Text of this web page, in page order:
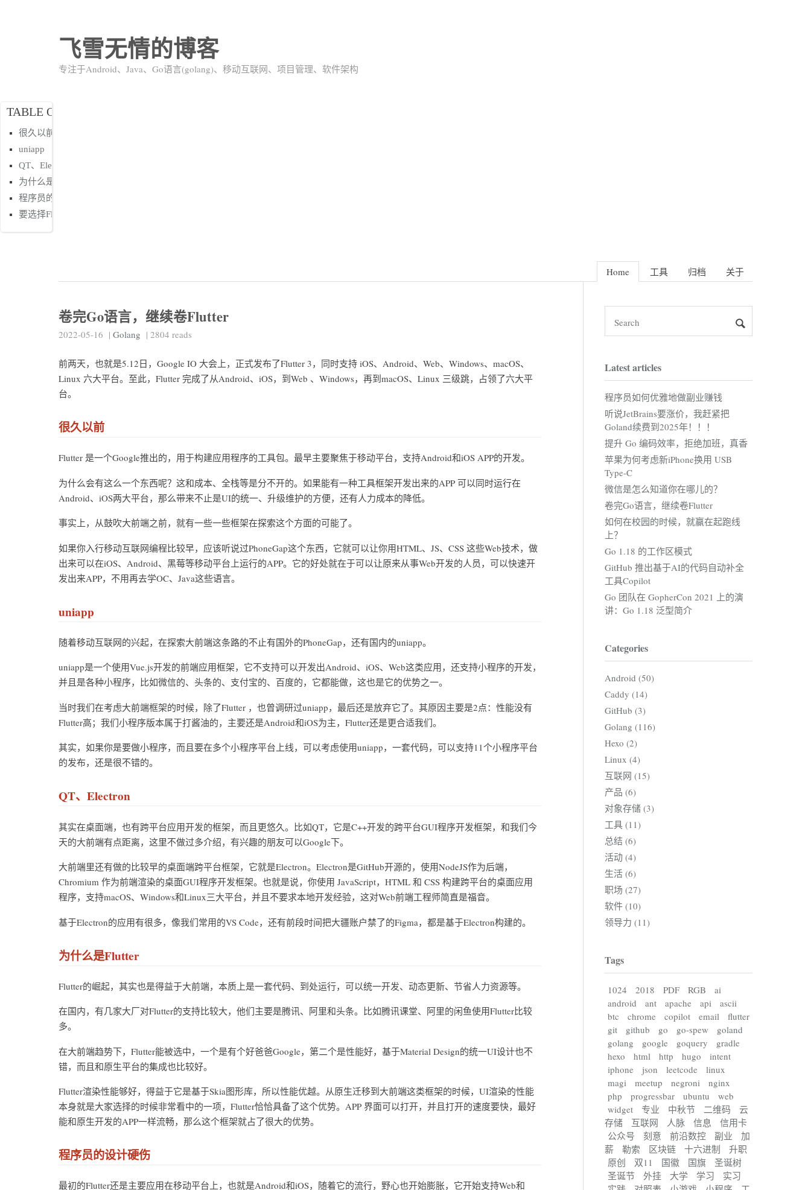
飞雪无情的博客
专注于Android、Java、Go语言(golang)、移动互联网、项目管理、软件架构
Home 工具 归档 关于
TABLE OF CONTENTS
很久以前
uniapp
QT、Electron
为什么是Flutter
程序员的设计硬伤
要选择Flutter吗
卷完Go语言，继续卷Flutter
2022-05-16 | Golang | 2804 reads
前两天，也就是5.12日，Google IO 大会上，正式发布了Flutter 3，同时支持 iOS、Android、Web、Windows、macOS、
Linux 六大平台。至此，Flutter 完成了从Android、iOS，到Web 、Windows，再到macOS、Linux 三级跳，占领了六大平
台。
很久以前
Flutter 是一个Google推出的，用于构建应用程序的工具包。最早主要聚焦于移动平台，支持Android和iOS APP的开发。
为什么会有这么一个东西呢？这和成本、全栈等是分不开的。如果能有一种工具框架开发出来的APP 可以同时运行在
Android、iOS两大平台，那么带来不止是UI的统一、升级维护的方便，还有人力成本的降低。
事实上，从鼓吹大前端之前，就有一些一些框架在探索这个方面的可能了。
如果你入行移动互联网编程比较早，应该听说过PhoneGap这个东西，它就可以让你用HTML、JS、CSS 这些Web技术，做
出来可以在iOS、Android、黑莓等移动平台上运行的APP。它的好处就在于可以让原来从事Web开发的人员，可以快速开
发出来APP，不用再去学OC、Java这些语言。
uniapp
随着移动互联网的兴起，在探索大前端这条路的不止有国外的PhoneGap，还有国内的uniapp。
uniapp是一个使用Vue.js开发的前端应用框架，它不支持可以开发出Android、iOS、Web这类应用，还支持小程序的开发，
并且是各种小程序，比如微信的、头条的、支付宝的、百度的，它都能做，这也是它的优势之一。
当时我们在考虑大前端框架的时候，除了Flutter ，也曾调研过uniapp，最后还是放弃它了。其原因主要是2点：性能没有
Flutter高；我们小程序版本属于打酱油的，主要还是Android和iOS为主，Flutter还是更合适我们。
其实，如果你是要做小程序，而且要在多个小程序平台上线，可以考虑使用uniapp，一套代码，可以支持11个小程序平台
的发布，还是很不错的。
QT、Electron
其实在桌面端，也有跨平台应用开发的框架，而且更悠久。比如QT，它是C++开发的跨平台GUI程序开发框架，和我们今
天的大前端有点距离，这里不做过多介绍，有兴趣的朋友可以Google下。
大前端里还有做的比较早的桌面端跨平台框架，它就是Electron。Electron是GitHub开源的，使用NodeJS作为后端，
Chromium 作为前端渲染的桌面GUI程序开发框架。也就是说，你使用 JavaScript，HTML 和 CSS 构建跨平台的桌面应用
程序，支持macOS、Windows和Linux三大平台，并且不要求本地开发经验，这对Web前端工程师简直是福音。
基于Electron的应用有很多，像我们常用的VS Code，还有前段时间把大疆账户禁了的Figma，都是基于Electron构建的。
为什么是Flutter
Flutter的崛起，其实也是得益于大前端，本质上是一套代码、到处运行，可以统一开发、动态更新、节省人力资源等。
在国内，有几家大厂对Flutter的支持比较大，他们主要是腾讯、阿里和头条。比如腾讯课堂、阿里的闲鱼使用Flutter比较
多。
在大前端趋势下，Flutter能被选中，一个是有个好爸爸Google，第二个是性能好，基于Material Design的统一UI设计也不
错，而且和原生平台的集成也比较好。
Flutter渲染性能够好，得益于它是基于Skia图形库，所以性能优越。从原生迁移到大前端这类框架的时候，UI渲染的性能
本身就是大家选择的时候非常看中的一项，Flutter恰恰具备了这个优势。APP 界面可以打开，并且打开的速度要快，最好
能和原生开发的APP一样流畅，那么这个框架就占了很大的优势。
程序员的设计硬伤
最初的Flutter还是主要应用在移动平台上，也就是Android和iOS，随着它的流行，野心也开始膨胀，它开始支持Web和
Latest articles
程序员如何优雅地做副业赚钱
听说JetBrains要涨价，我赶紧把
Goland续费到2025年！！！
提升 Go 编码效率，拒绝加班，真香
苹果为何考虑新iPhone换用 USB
Type-C
微信是怎么知道你在哪儿的？
卷完Go语言，继续卷Flutter
如何在校园的时候，就赢在起跑线
上？
Go 1.18 的工作区模式
GitHub 推出基于AI的代码自动补全
工具Copilot
Go 团队在 GopherCon 2021 上的演
讲：Go 1.18 泛型简介
Categories
Android (50)
Caddy (14)
GitHub (3)
Golang (116)
Hexo (2)
Linux (4)
互联网 (15)
产品 (6)
对象存储 (3)
工具 (11)
总结 (6)
活动 (4)
生活 (6)
职场 (27)
软件 (10)
领导力 (11)
Tags
1024 2018 PDF RGB
ai
android
ant apache api
ascii
btc
chrome copilot email
flutter
git
github go go-spew
goland
golang
google goquery
gradle
hexo
html http hugo
intent
iphone
json leetcode
linux
magi
meetup negroni
nginx
php
progressbar ubuntu
web
widget
专业 中秋节 二维码
云
存储
互联网 人脉 信息
信用卡
公众号
刻意 前沿数控 副业
加
薪
勒索 区块链 十六进制
升职
原创
双11 国徽 国旗
圣诞树
圣诞节
外挂 大学 学习
实习